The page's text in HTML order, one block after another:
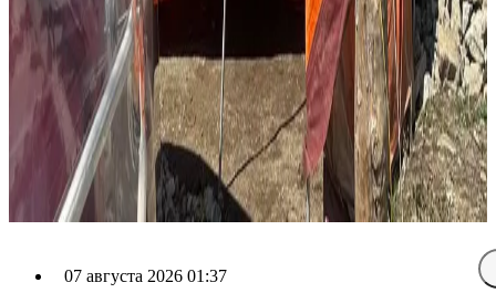
07 августа 2026 01:37